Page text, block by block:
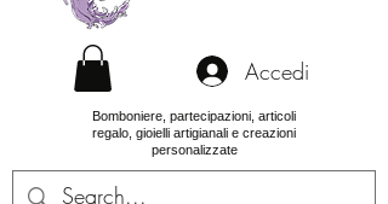
Accedi
Bomboniere, partecipazioni, articoli
regalo, gioielli artigianali e creazioni
personalizzate